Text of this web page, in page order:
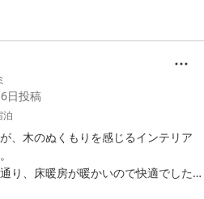
が嫌になってしまった程でした。次回
のみなさんも寒くなって来てますが体
日投稿
泊
、木のぬくもりを感じるインテリア
り、床暖房が暖かいので快適でした。
間を過ごすことが出来ました。